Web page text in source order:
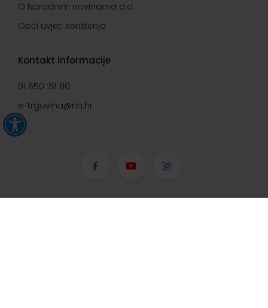
O Narodnim novinama d.d.
Opći uvjeti korištenja
Kontakt informacije
01 650 28 80
e-trgovina@nn.hr